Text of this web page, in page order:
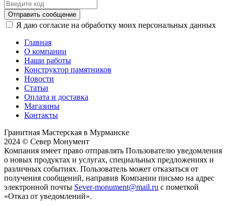
Отправить сообщение
Я даю согласие на обработку моих персональных данных
Главная
О компании
Наши работы
Конструктор памятников
Новости
Статьи
Оплата и доставка
Магазины
Контакты
Гранитная Мастерская в Мурманске
2024 © Север Монумент
Компания имеет право отправлять Пользователю уведомления
о новых продуктах и услугах, специальных предложениях и
различных событиях. Пользователь может отказаться от
получения сообщений, направив Компании письмо на адрес
электронной почты Sever-monument@mail.ru с пометкой
«Отказ от уведомлений».